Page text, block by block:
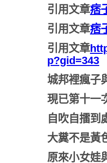
引用文章痞
引用文章痞
引用文章
p?gid=343
城邦裡瘋子
現已第十一
自吹自擂到
大糞不是黃
原來小女娃